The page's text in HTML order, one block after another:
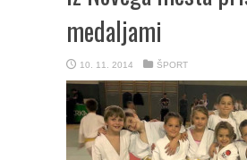
medaljami
10. 11. 2014 ŠPORT